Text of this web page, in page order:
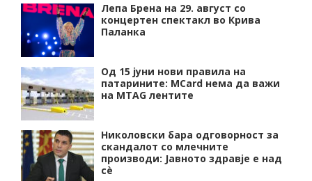
Лепа Брена на 29. август со
концертен спектакл во Крива
Паланка
Од 15 јуни нови правила на
патарините: MCard нема да важи
на MTAG лентите
Николовски бара одговорност за
скандалот со млечните
производи: Јавното здравје е над
сѐ